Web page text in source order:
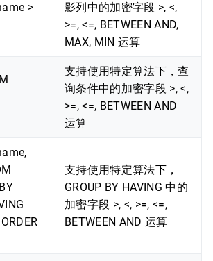
>
影列中的加密字段 >, <,
>=, <=, BETWEEN AND,
MAX, MIN 运算
支持使用特定算法下，查
询条件中的加密字段 >, <,
>=, <=, BETWEEN AND
运算
支持使用特定算法下，
GROUP BY HAVING 中的
加密字段 >, <, >=, <=,
BETWEEN AND 运算